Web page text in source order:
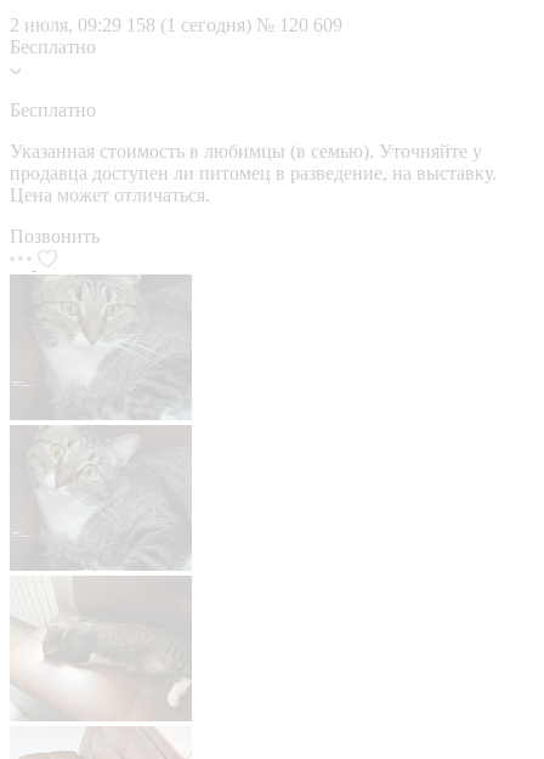
2 июля, 09:29 158 (1 сегодня) № 120 609
Бесплатно
Бесплатно
Указанная стоимость в любимцы (в семью). Уточняйте у
продавца доступен ли питомец в разведение, на выставку.
Цена может отличаться.
Позвонить